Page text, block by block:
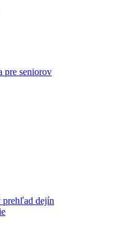
pre seniorov
dejín